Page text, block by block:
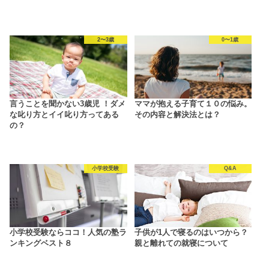
2〜3歳
言うことを聞かない3歳児 ！ダメ
な叱り方とイイ叱り方ってある
の？
0〜1歳
ママが抱える子育て１０の悩み。
その内容と解決法とは？
小学校受験
小学校受験ならココ！人気の塾ラ
ンキングベスト８
Q&A
子供が1人で寝るのはいつから？
親と離れての就寝について